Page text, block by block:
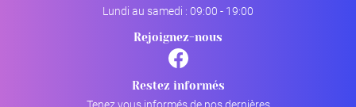
Lundi au samedi : 09:00 - 19:00
Rejoignez-nous
Restez informés